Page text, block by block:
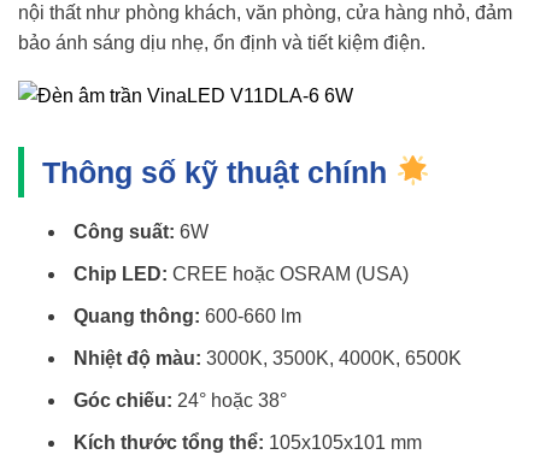
nội thất như phòng khách, văn phòng, cửa hàng nhỏ, đảm
bảo ánh sáng dịu nhẹ, ổn định và tiết kiệm điện.
Thông số kỹ thuật chính
Công suất: 6W
Chip LED: CREE hoặc OSRAM (USA)
Quang thông: 600-660 lm
Nhiệt độ màu: 3000K, 3500K, 4000K, 6500K
Góc chiếu: 24° hoặc 38°
Kích thước tổng thể: 105x105x101 mm